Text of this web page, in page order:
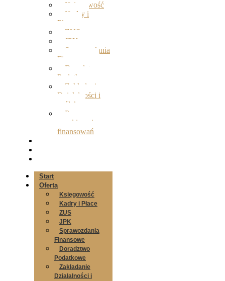
Księgowość
Kadry i
Płace
ZUS
JPK
Sprawozdania
Finansowe
Doradztwo
Podatkowe
Zakładanie
Działalności i
spółek
Pomoc w
uzyskiwaniu
finansowań
Start
Oferta
Księgowość
Kadry i Płace
ZUS
JPK
Sprawozdania
Finansowe
Doradztwo
Podatkowe
Zakładanie
Działalności i